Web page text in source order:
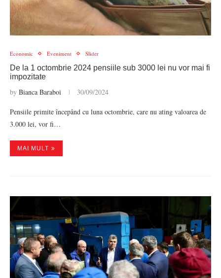
Economic Eveniment Slider
De la 1 octombrie 2024 pensiile sub 3000 lei nu vor mai fi
impozitate
by Bianca Baraboi 30/09/2024
Pensiile primite începând cu luna octombrie, care nu ating valoarea de
3.000 lei, vor fi…
MAI MULT